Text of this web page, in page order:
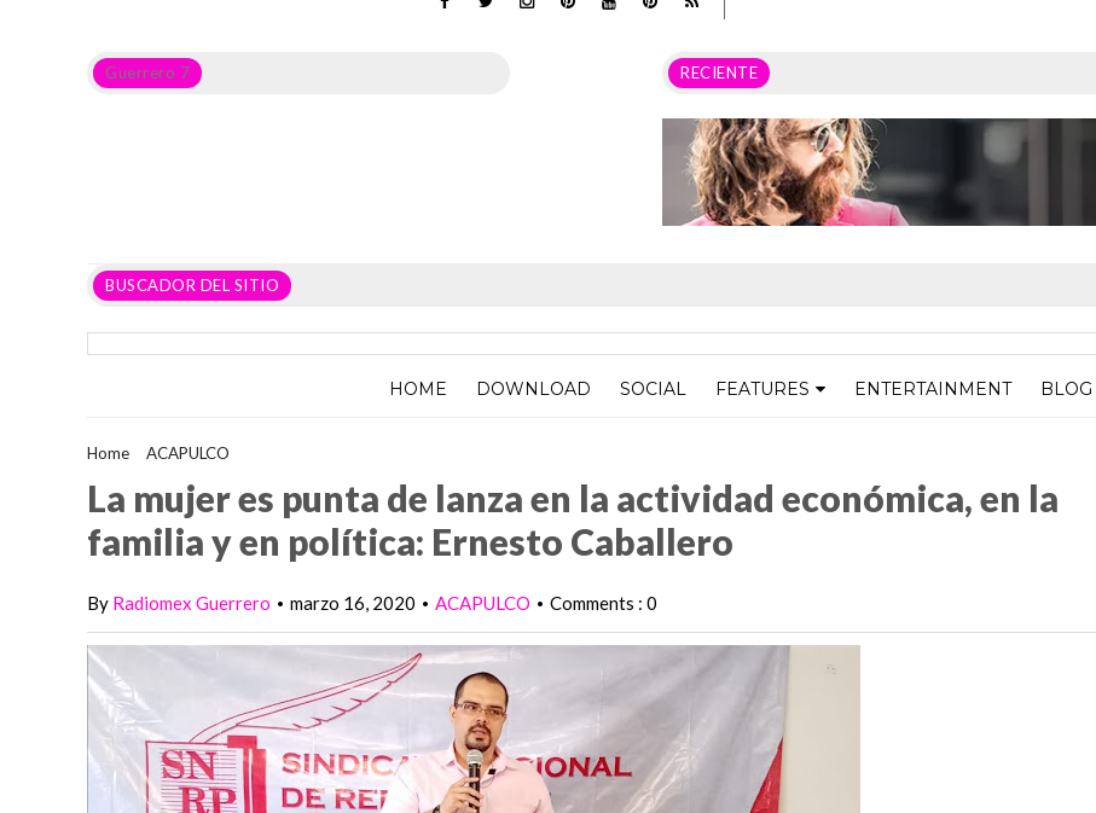
Guerrero 7 RECIENTE
BUSCADOR DEL SITIO
HOME DOWNLOAD SOCIAL FEATURES ENTERTAINMENT BLOG
Home ACAPULCO
La mujer es punta de lanza en la actividad económica, en la
familia y en política: Ernesto Caballero
By Radiomex Guerrero • marzo 16, 2020 • ACAPULCO • Comments : 0